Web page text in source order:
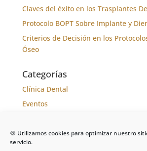
🍪 Utilizamos cookies para optimizar nuestro
servicio.
Claves del éxito en los Trasplantes
Protocolo BOPT Sobre Implante y
Criterios de Decisión en los
Óseo
Categorías
Clínica Dental
Eventos
Noticias